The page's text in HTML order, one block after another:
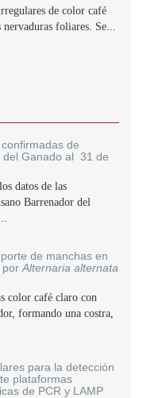
de color café
foliares. Se...
de
Ganado al 31 de
datos de las
Barrenador del
de manchas en
por Alternaria alternata
color café claro con
formando una costra,
para la detección
plataformas
de PCR y LAMP